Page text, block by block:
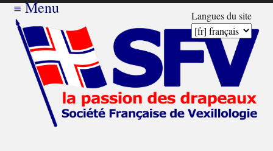
Langues du site
≡Menu